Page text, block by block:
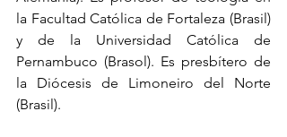
la Facultad Católica de Fortaleza (Brasil)
y de la Universidad Católica de
Pernambuco (Brasol). Es presbítero de
la Diócesis de Limoneiro del Norte
(Brasil).